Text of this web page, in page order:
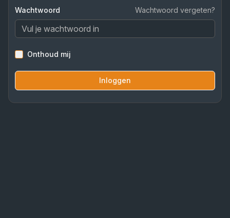
Wachtwoord Wachtwoord vergeten?
Onthoud mij
Inloggen